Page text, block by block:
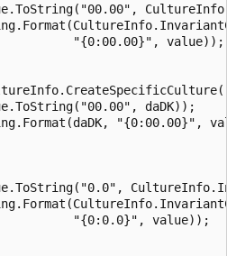
"{0:00.00}", value));
daDK));
"{0:00.00}",
"{0:0.0}", value));